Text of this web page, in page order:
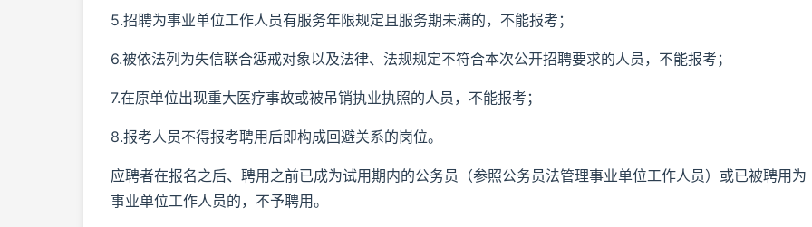
5.招聘为事业单位工作人员有服务年限规定且服务期未满的，不能报考；
6.被依法列为失信联合惩戒对象以及法律、法规规定不符合本次公开招聘要求的人员，不能报考；
7.在原单位出现重大医疗事故或被吊销执业执照的人员，不能报考；
8.报考人员不得报考聘用后即构成回避关系的岗位。
应聘者在报名之后、聘用之前已成为试用期内的公务员（参照公务员法管理事业单位工作人员）或已被聘用为
事业单位工作人员的，不予聘用。